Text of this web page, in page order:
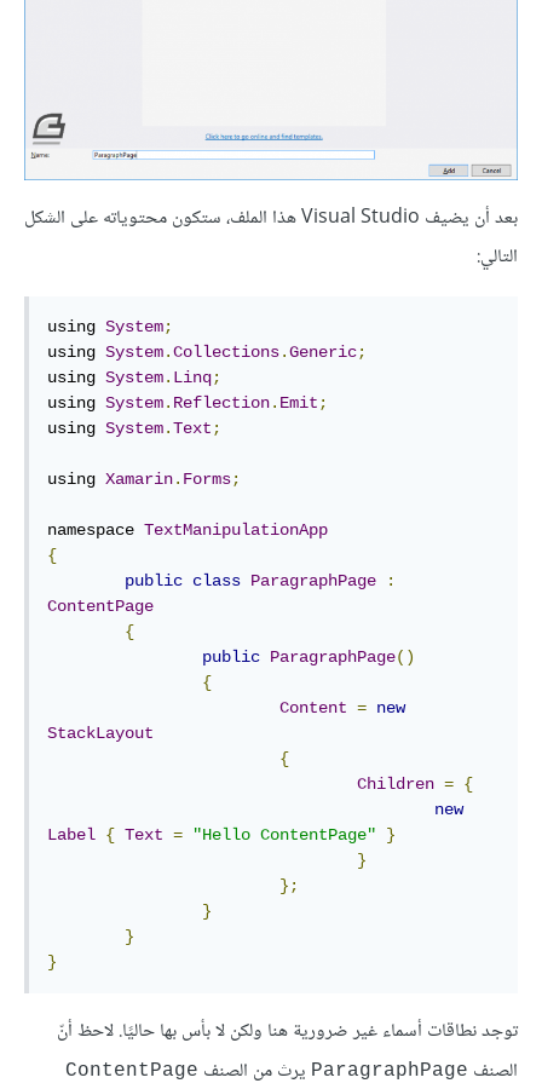
بعد أن يضيف Visual Studio هذا الملف، ستكون محتوياته على الشكل
التالي:
using System;
using System.Collections.Generic;
using System. Linq;
using System. Reflection. Emit ;
using System.Text ;
using Xamarin. Forms;
namespace TextManipulationApp
{
public class ParagraphPage
:
ContentPage
{
public ParagraphPage()
{
Content = new
StackLayout
{
Children = {
new
Label { Text = "Hello ContentPage"
}
}
};
}
}
}
توجد نطاقات أسماء غير ضرورية هنا ولكن لا بأس بها حاليًا. لاحظ أنّ
الصنف ParagraphPage يرث من الصنف ContentPage